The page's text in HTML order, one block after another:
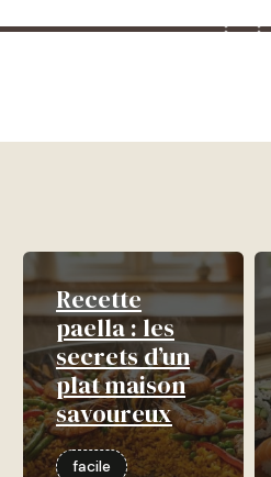
Recette
paella : les
secrets d’un
plat maison
savoureux
facile